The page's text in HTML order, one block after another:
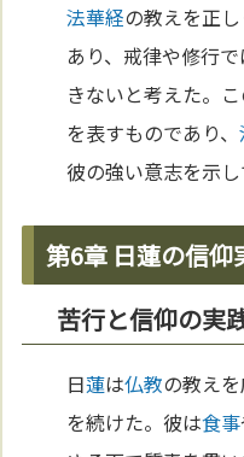
法華経の教えを正
あり、戒律や修行
きないと考えた。
を表すものであり、
彼の強い意志を示し
第6章 日蓮の信仰
苦行と信仰の実
日蓮は仏教の教え
を続けた。彼は食事